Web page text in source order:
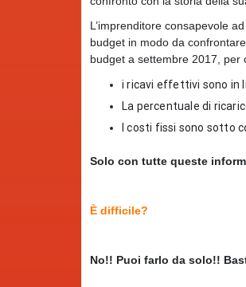
L’imprenditore consapevole
budget in modo da
budget a settembre 2017, per
i ricavi effettivi sono in
La percentuale di
I costi fissi sono sotto
Solo con tutte queste
È difficile?
No!! Puoi farlo da solo!!